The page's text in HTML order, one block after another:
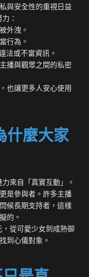
與安全性的重視日益
：
外洩。
行為。
法或不當資訊。
播與觀眾之間的私密
也讓更多人安心使用
什麼大家
來自「真實互動」。
是參與者。許多主播
候長期支持者，這樣
的。
從可愛少女到成熟御
到心儀對象。